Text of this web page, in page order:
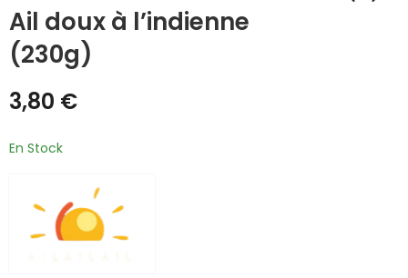
Ail doux à l’indienne
(230g)
3,80 €
En Stock